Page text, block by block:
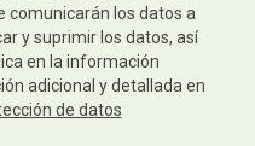
comunicarán los datos a
y suprimir los datos, así
en la información
adicional y detallada en
de datos